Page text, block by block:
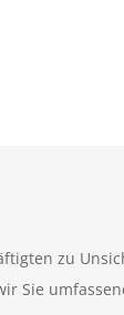
zu
Sie